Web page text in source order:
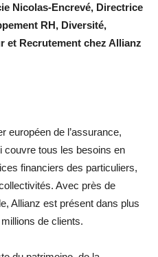
Nicolas-Encrevé, Directrice
RH, Diversité,
et Recrutement chez Allianz
européen de l’assurance,
couvre tous les besoins en
financiers des particuliers,
Avec près de
Allianz est présent dans plus
de clients.